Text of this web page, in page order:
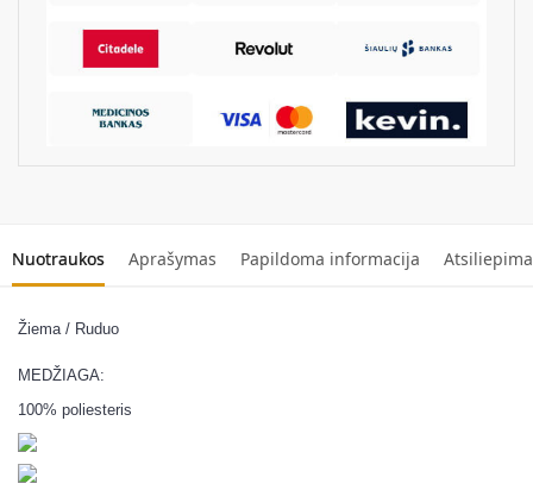
Nuotraukos Aprašymas Papildoma informacija
Žiema / Ruduo
MEDŽIAGA:
100% poliesteris